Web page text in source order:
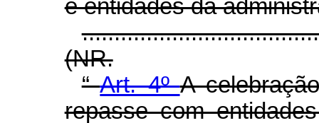
e entidades da
(NR.
“Art. 4ºA
repasse com